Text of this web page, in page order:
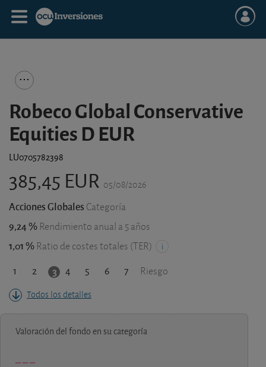
Robeco Global Conservative
Equities D EUR
LU0705782398
385,45 EUR 05/08/2026
Acciones Globales Categoría
9,24 % Rendimiento anual a 5 años
1,01 % Ratio de costes totales (TER)
1 2 3 4 5 6 7 Riesgo
Todos los detalles
Valoración del fondo en su categoría